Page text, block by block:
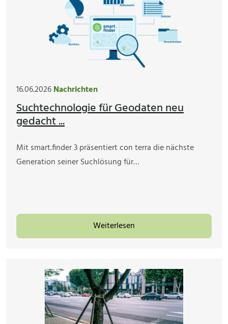
16.06.2026Nachrichten
Suchtechnologie für Geodaten neu
gedacht ...
Mit smart.finder 3 präsentiert con terra die nächste
Generation seiner Suchlösung für…
Weiterlesen